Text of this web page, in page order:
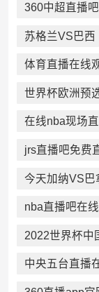
360中超直播吧
苏格兰VS巴西
体育直播在线
世界杯欧洲预
在线nba现场
jrs直播吧免费
今天加纳VS巴
nba直播吧在
2022世界杯中
中央五台直播